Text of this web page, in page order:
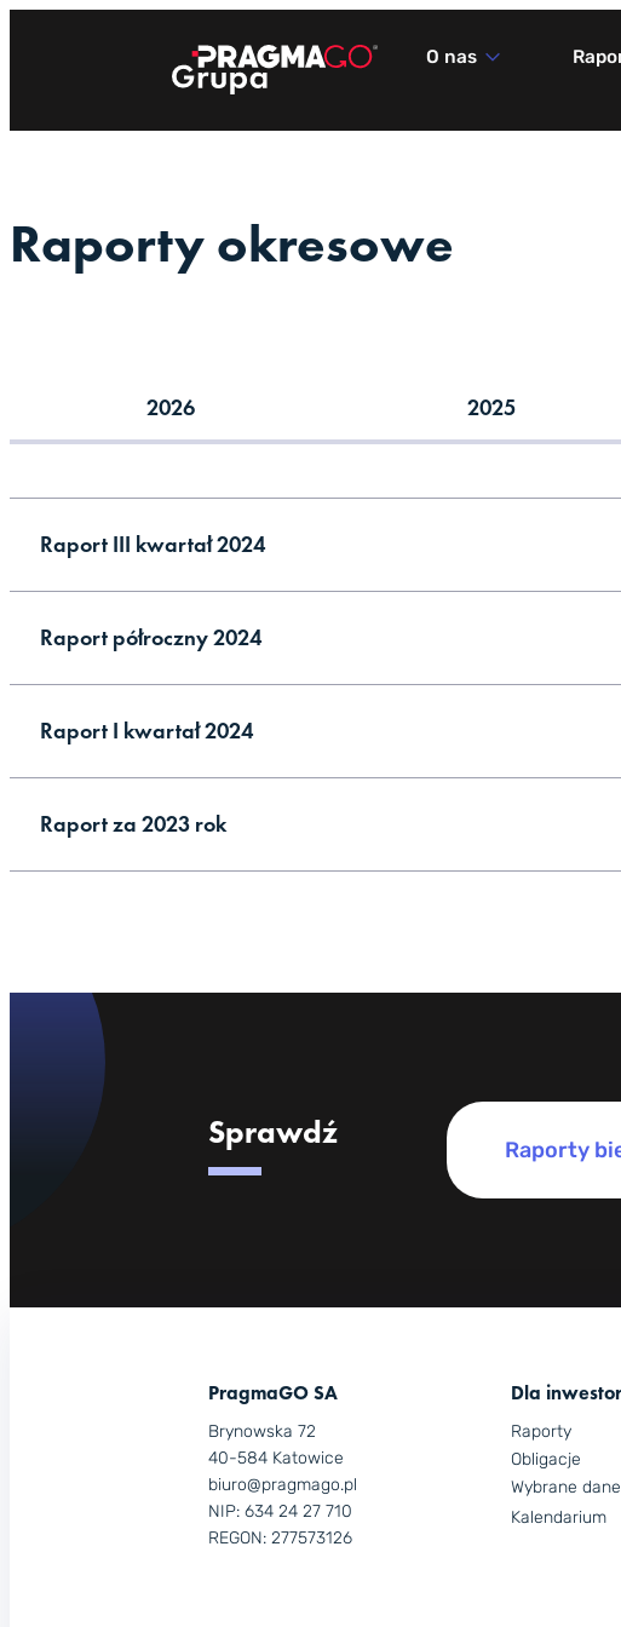
O nas
Raporty okresowe
2026 2025
Raport III kwartał 2024
Raport półroczny 2024
Raport I kwartał 2024
Raport za 2023 rok
Sprawdź Raporty
PragmaGO SA
Brynowska 72
40-584 Katowice
biuro@pragmago.pl
NIP: 634 24 27 710
REGON: 277573126
Dla
Raporty
Obligacje
Wybrane
Kalendarium